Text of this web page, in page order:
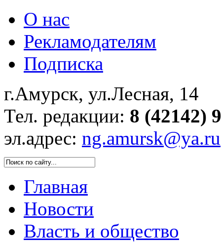
О нас
Рекламодателям
Подписка
г.Амурск, ул.Лесная, 14
Тел. редакции: 8 (42142)
эл.адрес: ng.amursk@ya.ru
Главная
Новости
Власть и общество